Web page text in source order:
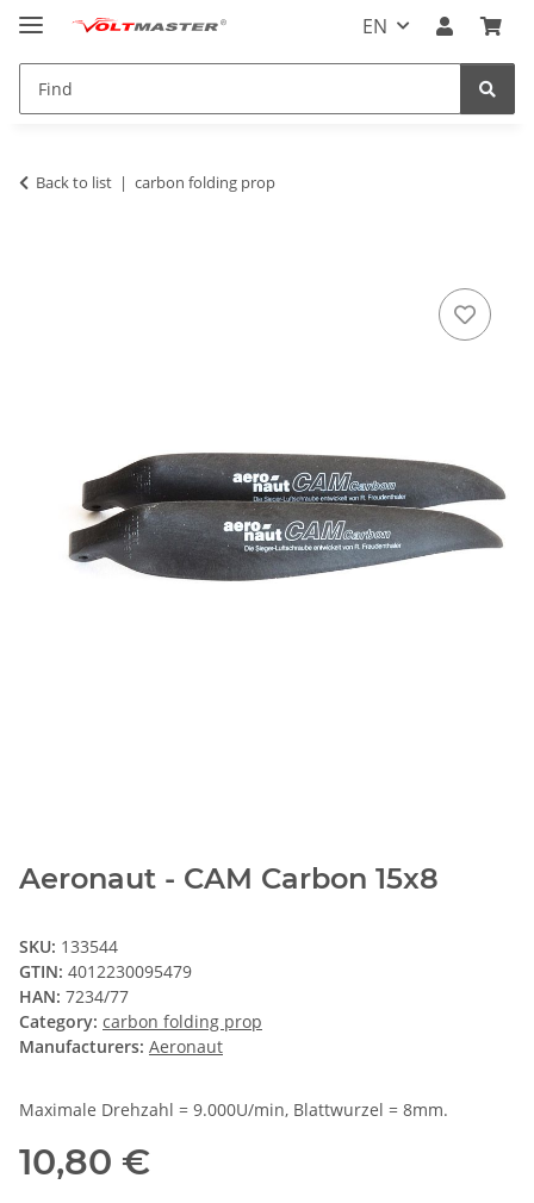
EN
Back to list carbon folding prop
Aeronaut - CAM Carbon 15x8
SKU: 133544
GTIN: 4012230095479
HAN: 7234/77
Category: carbon folding prop
Manufacturers: Aeronaut
Maximale Drehzahl = 9.000U/min, Blattwurzel = 8mm.
10,80 €